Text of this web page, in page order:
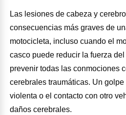
Las lesiones de cabeza y
consecuencias más graves de
motocicleta, incluso cuando el
casco puede reducir la fuerza
prevenir todas las conmociones
cerebrales traumáticas. Un
violenta o el contacto con otro
daños cerebrales.